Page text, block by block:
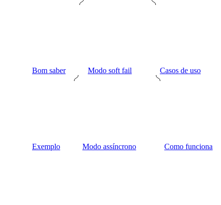
Bom saber Modo soft fail Casos de uso
Exemplo Modo assíncrono Como funciona